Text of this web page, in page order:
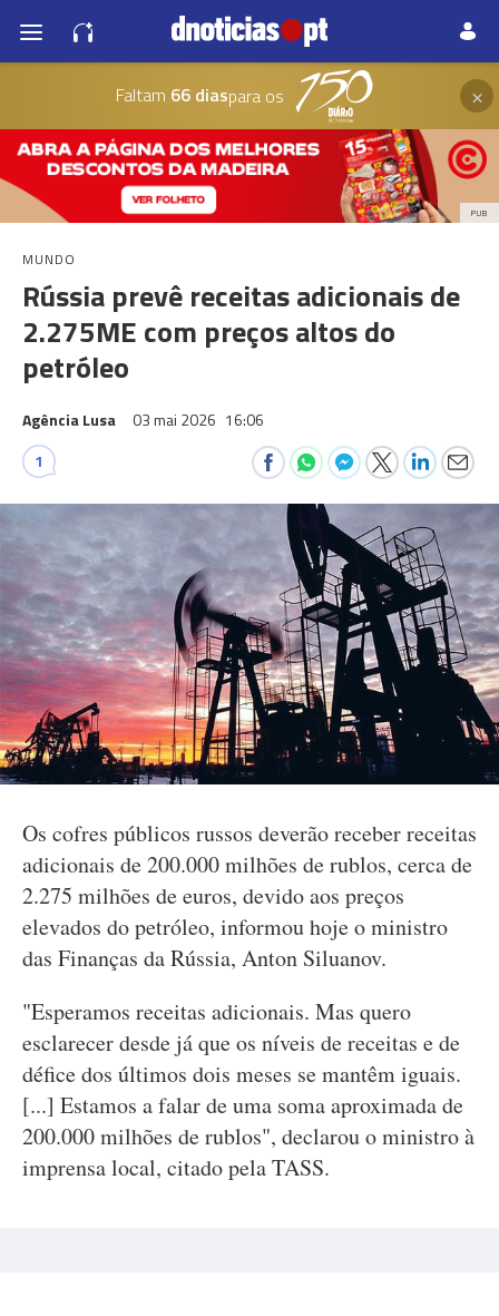
Faltam 66 diaspara os ×
PUB
MUNDO
Rússia prevê receitas adicionais de
2.275ME com preços altos do
petróleo
Agência Lusa 03 mai 2026 16:06
1
Os cofres públicos russos deverão receber receitas
adicionais de 200.000 milhões de rublos, cerca de
2.275 milhões de euros, devido aos preços
elevados do petróleo, informou hoje o ministro
das Finanças da Rússia, Anton Siluanov.
"Esperamos receitas adicionais. Mas quero
esclarecer desde já que os níveis de receitas e de
défice dos últimos dois meses se mantêm iguais.
[...] Estamos a falar de uma soma aproximada de
200.000 milhões de rublos", declarou o ministro à
imprensa local, citado pela TASS.